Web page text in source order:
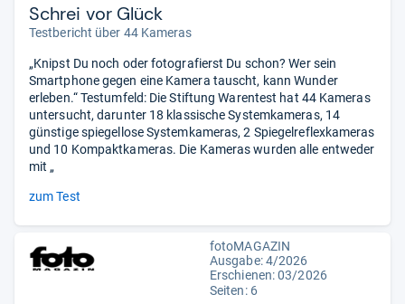
Schrei vor Glück
Testbericht über 44 Kameras
„Knipst Du noch oder fotografierst Du schon? Wer sein
Smartphone gegen eine Kamera tauscht, kann Wunder
erleben.“ Testumfeld: Die Stiftung Warentest hat 44 Kameras
untersucht, darunter 18 klassische Systemkameras, 14
günstige spiegellose Systemkameras, 2 Spiegelreflexkameras
und 10 Kompaktkameras. Die Kameras wurden alle entweder
mit „
zum Test
fotoMAGAZIN
Ausgabe: 4/2026
Erschienen:03/2026
Seiten: 6